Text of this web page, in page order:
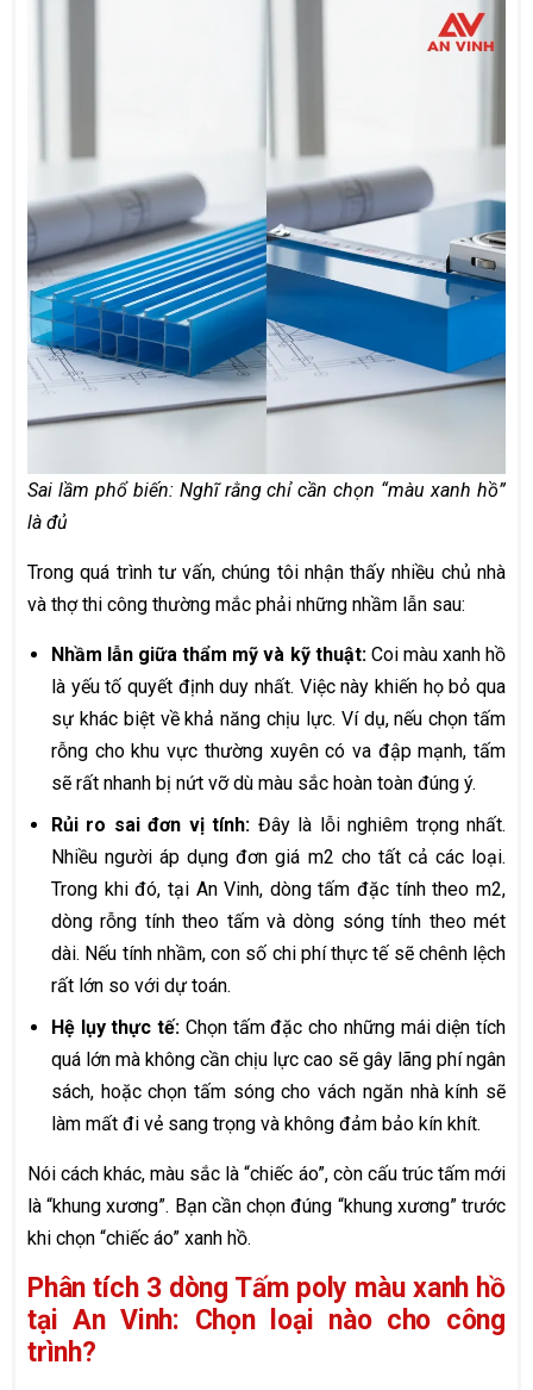
Sai lầm phổ biến: Nghĩ rằng chỉ cần chọn “màu xanh hồ”
là đủ
Trong quá trình tư vấn, chúng tôi nhận thấy nhiều chủ nhà
và thợ thi công thường mắc phải những nhầm lẫn sau:
Nhầm lẫn giữa thẩm mỹ và kỹ thuật:Coi màu xanh hồ
là yếu tố quyết định duy nhất. Việc này khiến họ bỏ qua
sự khác biệt về khả năng chịu lực. Ví dụ, nếu chọn tấm
rỗng cho khu vực thường xuyên có va đập mạnh, tấm
sẽ rất nhanh bị nứt vỡ dù màu sắc hoàn toàn đúng ý.
Rủi ro sai đơn vị tính: Đây là lỗi nghiêm trọng nhất.
Nhiều người áp dụng đơn giá m2 cho tất cả các loại.
Trong khi đó, tại An Vinh, dòng tấm đặc tính theo m2,
dòng rỗng tính theo tấm và dòng sóng tính theo mét
dài. Nếu tính nhầm, con số chi phí thực tế sẽ chênh lệch
rất lớn so với dự toán.
Hệ lụy thực tế: Chọn tấm đặc cho những mái diện tích
quá lớn mà không cần chịu lực cao sẽ gây lãng phí ngân
sách, hoặc chọn tấm sóng cho vách ngăn nhà kính sẽ
làm mất đi vẻ sang trọng và không đảm bảo kín khít.
Nói cách khác, màu sắc là “chiếc áo”, còn cấu trúc tấm mới
là “khung xương”. Bạn cần chọn đúng “khung xương” trước
khi chọn “chiếc áo” xanh hồ.
Phân tích 3 dòng Tấm poly màu xanh hồ
tại An Vinh: Chọn loại nào cho công
trình?